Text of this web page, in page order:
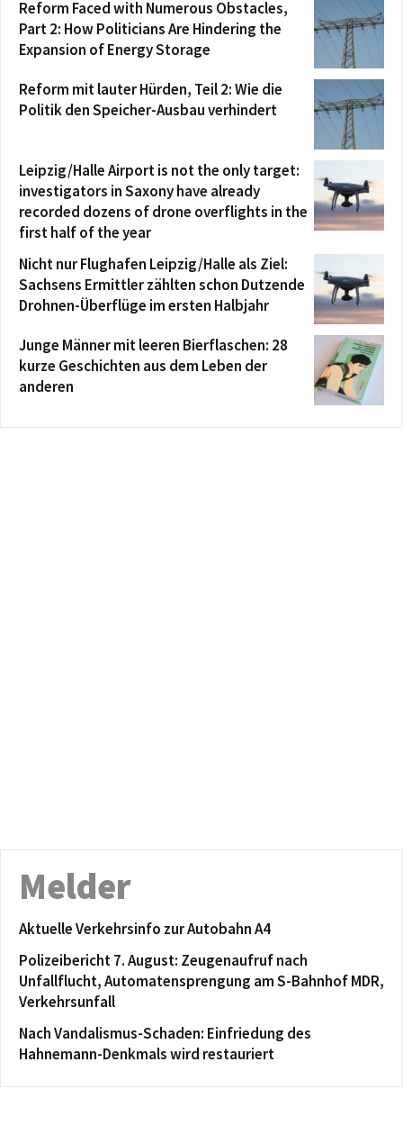
Reform Faced with Numerous Obstacles,
Part 2: How Politicians Are Hindering the
Expansion of Energy Storage
Reform mit lauter Hürden, Teil 2: Wie die
Politik den Speicher-Ausbau verhindert
Leipzig/Halle Airport is not the only target:
investigators in Saxony have already
recorded dozens of drone overflights in the
first half of the year
Nicht nur Flughafen Leipzig/Halle als Ziel:
Sachsens Ermittler zählten schon Dutzende
Drohnen-Überflüge im ersten Halbjahr
Junge Männer mit leeren Bierflaschen: 28
kurze Geschichten aus dem Leben der
anderen
Melder
Aktuelle Verkehrsinfo zur Autobahn A4
Polizeibericht 7. August: Zeugenaufruf nach
Unfallflucht, Automatensprengung am S-Bahnhof MDR,
Verkehrsunfall
Nach Vandalismus-Schaden: Einfriedung des
Hahnemann-Denkmals wird restauriert